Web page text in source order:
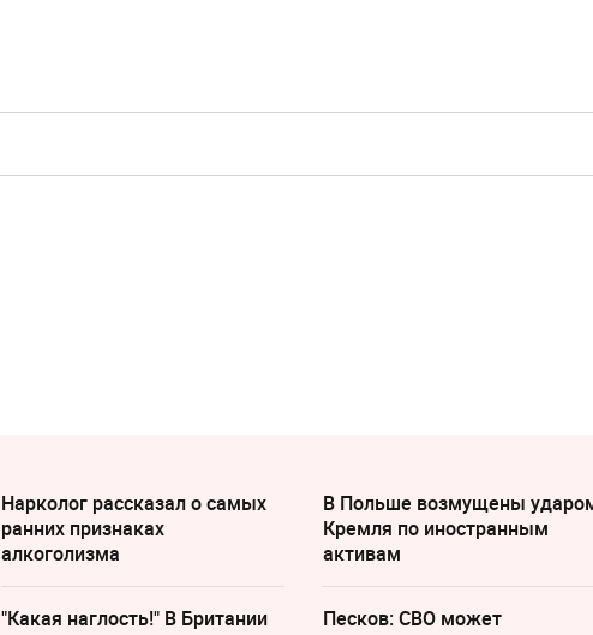
Нарколог рассказал о самых
ранних признаках
алкоголизма
В Польше возмущены
Кремля по иностранным
активам
"Какая наглость!" В Британии
Песков: СВО может